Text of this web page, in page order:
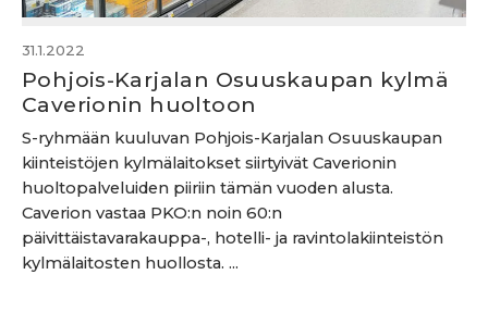
31.1.2022
Pohjois-Karjalan Osuuskaupan kylmä
Caverionin huoltoon
S-ryhmään kuuluvan Pohjois-Karjalan Osuuskaupan
kiinteistöjen kylmälaitokset siirtyivät Caverionin
huoltopalveluiden piiriin tämän vuoden alusta.
Caverion vastaa PKO:n noin 60:n
päivittäistavarakauppa-, hotelli- ja ravintolakiinteistön
kylmälaitosten huollosta. ...